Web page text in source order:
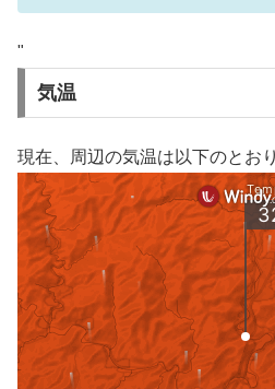
"
気温
現在、周辺の気温は以下のとお